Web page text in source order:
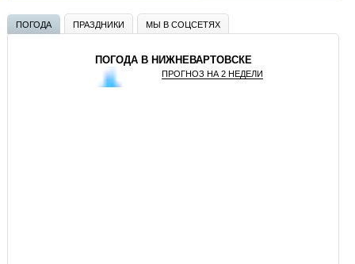
ПОГОДА ПРАЗДНИКИ МЫ В СОЦСЕТЯХ
ПОГОДА В НИЖНЕВАРТОВСКЕ
ПРОГНОЗ НА 2 НЕДЕЛИ